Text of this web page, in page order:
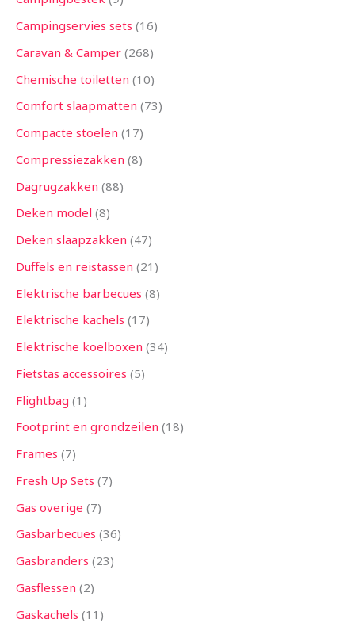
Campingservies sets 16
Caravan & Camper 268
Chemische toiletten 10
Comfort slaapmatten 73
Compacte stoelen 17
Compressiezakken 8
Dagrugzakken 88
Deken model 8
Deken slaapzakken 47
Duffels en reistassen 21
Elektrische barbecues 8
Elektrische kachels 17
Elektrische koelboxen 34
Fietstas accessoires 5
Flightbag 1
Footprint en grondzeilen 18
Frames 7
Fresh Up Sets 7
Gas overige 7
Gasbarbecues 36
Gasbranders 23
Gasflessen 2
Gaskachels 11